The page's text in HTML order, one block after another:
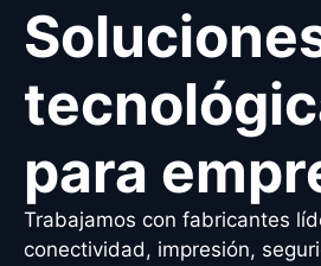
para
Trabajamos con fabricantes
conectividad, impresión,